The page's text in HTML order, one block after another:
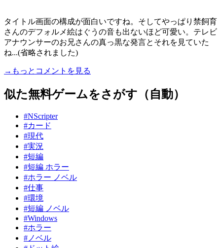
タイトル画面の構成が面白いですね。そしてやっぱり禁飼育
さんのデフォルメ絵はぐうの音も出ないほど可愛い。テレビ
アナウンサーのお兄さんの真っ黒な発言とそれを見ていた
ね...(省略されました)
→もっとコメントを見る
似た無料ゲームをさがす（自動）
#NScripter
#カード
#現代
#実況
#短編
#短編 ホラー
#ホラー ノベル
#仕事
#環境
#短編 ノベル
#Windows
#ホラー
#ノベル